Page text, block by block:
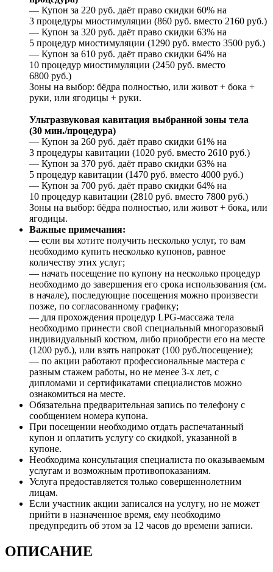
— Купон за 220 руб. даёт право скидки 60% на
3 процедуры миостимуляции (860 руб. вместо 2160 руб.)
— Купон за 320 руб. даёт право скидки 63% на
5 процедур миостимуляции (1290 руб. вместо 3500 руб.)
— Купон за 610 руб. даёт право скидки 64% на
10 процедур миостимуляции (2450 руб. вместо
6800 руб.)
Зоны на выбор: бёдра полностью, или живот + бока +
руки, или ягодицы + руки.
Ультразвуковая кавитация выбранной зоны тела
(30 мин./процедура)
— Купон за 260 руб. даёт право скидки 61% на
3 процедуры кавитации (1020 руб. вместо 2610 руб.)
— Купон за 370 руб. даёт право скидки 63% на
5 процедур кавитации (1470 руб. вместо 4000 руб.)
— Купон за 700 руб. даёт право скидки 64% на
10 процедур кавитации (2810 руб. вместо 7800 руб.)
Зоны на выбор: бёдра полностью, или живот + бока, или
ягодицы.
Важные примечания:
— если вы хотите получить несколько услуг, то вам
необходимо купить несколько купонов, равное
количеству этих услуг;
— начать посещение по купону на несколько процедур
необходимо до завершения его срока использования (см.
в начале), последующие посещения можно произвести
позже, по согласованному графику;
— для прохождения процедур LPG-массажа тела
необходимо принести свой специальный многоразовый
индивидуальный костюм, либо приобрести его на месте
(1200 руб.), или взять напрокат (100 руб./посещение);
— по акции работают профессиональные мастера с
разным стажем работы, но не менее 3-х лет, с
дипломами и сертификатами специалистов можно
ознакомиться на месте.
Обязательна предварительная запись по телефону с
сообщением номера купона.
При посещении необходимо отдать распечатанный
купон и оплатить услугу со скидкой, указанной в
купоне.
Необходима консультация специалиста по оказываемым
услугам и возможным противопоказаниям.
Услуга предоставляется только совершеннолетним
лицам.
Если участник акции записался на услугу, но не может
прийти в назначенное время, ему необходимо
предупредить об этом за 12 часов до времени записи.
ОПИСАНИЕ